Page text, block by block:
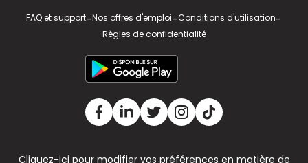
FAQ et support-Nos offres d'emploi-Conditions d'utilisation-
Règles de confidentialité
Cliquez-ici pour modifier vos préférences en matière de